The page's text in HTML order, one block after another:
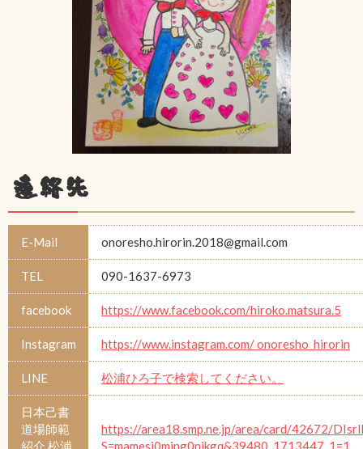
連絡先
E-Mail onoresho.hirorin.2018@gmail.com
TEL 090-1637-6973
facebook https://www.facebook.com/hiroko.matsura.5
Instagram https://www.instagram.com/ onoresho_hirorin
LINE 松浦ひろ子で検索してください。
日本己書
道場師範
紹介 松浦
https://area18.smp.ne.jp/area/card/42672/
S=mamesj0ming0njkgq&39480_1713447_1=1